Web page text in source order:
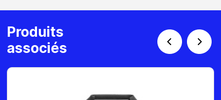
Produits
associés